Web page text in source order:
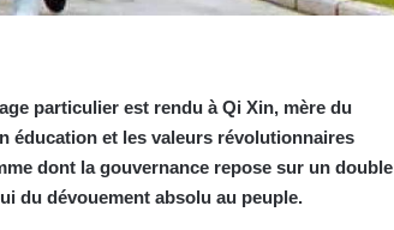
particulier est rendu à Qi Xin, mère du
éducation et les valeurs révolutionnaires
dont la gouvernance repose sur un double
du dévouement absolu au peuple.